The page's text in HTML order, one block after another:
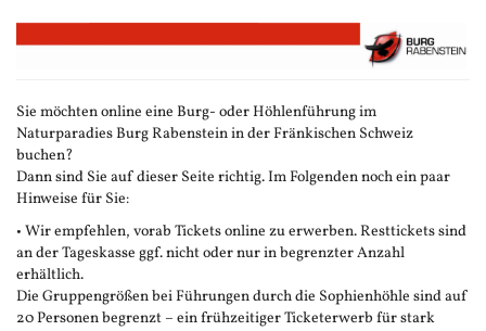
Zum
Haupt-
Sie möchten online eine Burg- oder Höhlenführung im
Naturparadies Burg Rabenstein in der Fränkischen Schweiz
buchen?
Dann sind Sie auf dieser Seite richtig. Im Folgenden noch ein paar
Hinweise für Sie:
• Wir empfehlen, vorab Tickets online zu erwerben. Resttickets sind
an der Tageskasse ggf. nicht oder nur in begrenzter Anzahl
erhältlich.
Die Gruppengrößen bei Führungen durch die Sophienhöhle sind auf
20 Personen begrenzt – ein frühzeitiger Ticketerwerb für stark